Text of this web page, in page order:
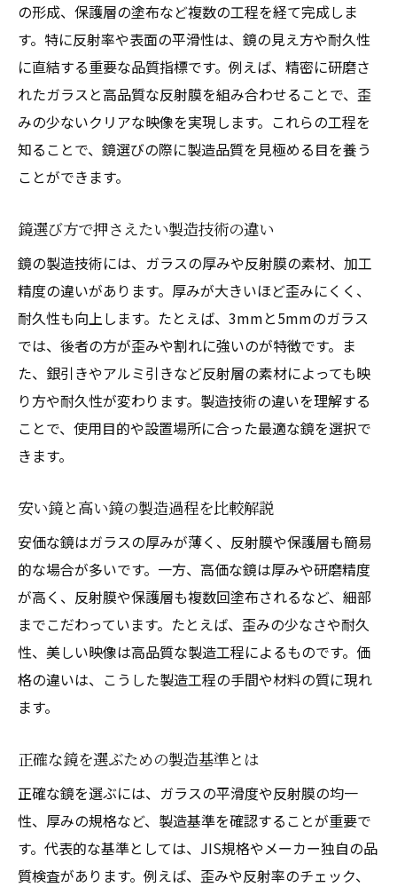
る？
鏡製造技術と厚み規格の関係性を知ろう
厚みの違いが耐久性や見え方に与える影響
全身鏡選びで失敗しない厚みの選定ポイン
鏡の歪み原因と選び方で失敗しない秘訣
鏡の歪みが生じる主な原因を詳しく解説
歪まない鏡全身を見つけるチェックポイン
ト
鏡選び方で重視したい歪み対策の方法
鏡歪みの直し方と予防のコツを伝授
安い鏡と高い鏡で歪みに差が出る理由
部屋に合う美しい鏡を見つけるチェックポイン
ト
る
部屋の雰囲気に合う鏡選び方のポイント
鏡製造が生み出す美しいデザインの魅力
設置場所別に適した鏡の種類を徹底解説
鏡のサイズと厚みが部屋に与える印象とは
理想の部屋を叶える鏡製造の選択基準
歪まない全身鏡を求めるなら知っておきたい知
歪まない鏡の見分け方と確認方法を解説
鏡の厚み規格が歪み対策に果たす役割
全身鏡選びで重要な鏡製造の品質管理
の形成、保護層の塗布など複数の工程を経て完成しま
す。特に反射率や表面の平滑性は、鏡の見え方や耐久性
に直結する重要な品質指標です。例えば、精密に研磨さ
れたガラスと高品質な反射膜を組み合わせることで、歪
みの少ないクリアな映像を実現します。これらの工程を
知ることで、鏡選びの際に製造品質を見極める目を養う
ことができます。
鏡選び方で押さえたい製造技術の違い
鏡の製造技術には、ガラスの厚みや反射膜の素材、加工
精度の違いがあります。厚みが大きいほど歪みにくく、
耐久性も向上します。たとえば、3mmと5mmのガラス
では、後者の方が歪みや割れに強いのが特徴です。ま
た、銀引きやアルミ引きなど反射層の素材によっても映
り方や耐久性が変わります。製造技術の違いを理解する
ことで、使用目的や設置場所に合った最適な鏡を選択で
きます。
安い鏡と高い鏡の製造過程を比較解説
安価な鏡はガラスの厚みが薄く、反射膜や保護層も簡易
的な場合が多いです。一方、高価な鏡は厚みや研磨精度
が高く、反射膜や保護層も複数回塗布されるなど、細部
までこだわっています。たとえば、歪みの少なさや耐久
性、美しい映像は高品質な製造工程によるものです。価
格の違いは、こうした製造工程の手間や材料の質に現れ
ます。
正確な鏡を選ぶための製造基準とは
正確な鏡を選ぶには、ガラスの平滑度や反射膜の均一
性、厚みの規格など、製造基準を確認することが重要で
す。代表的な基準としては、JIS規格やメーカー独自の品
質検査があります。例えば、歪みや反射率のチェック、